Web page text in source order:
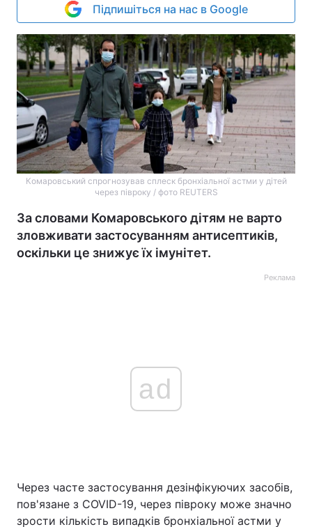
Підпишіться на нас в Google
Комаровський спрогнозував сплеск бронхіальної астми у дітей
через півроку / фото REUTERS
За словами Комаровського дітям не варто
зловживати застосуванням антисептиків,
оскільки це знижує їх імунітет.
Реклама
ad
Через часте застосування дезінфікуючих засобів,
пов'язане з COVID-19, через півроку може значно
зрости кількість випадків бронхіальної астми у